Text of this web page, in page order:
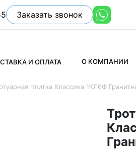
Заказать звонок
И ОПЛАТА О КОМПАНИИ
плитка Классика 1КЛ6Ф